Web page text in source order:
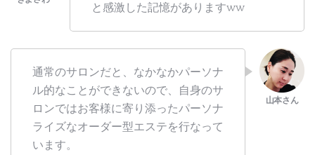
と感激した記憶がありますww
通常のサロンだと、なかなかパーソナ
ル的なことができないので、自身のサ
ロンではお客様に寄り添ったパーソナ
ライズなオーダー型エステを行なって
います。